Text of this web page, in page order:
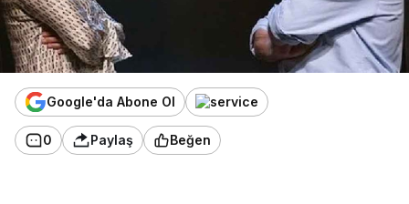
Google'da Abone Ol
0 Paylaş Beğen